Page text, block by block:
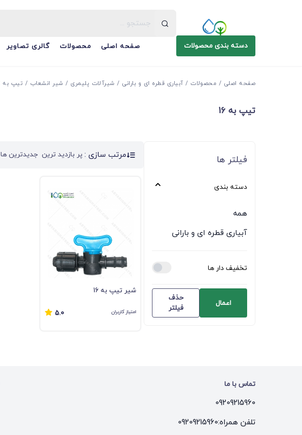
دسته بندی محصولات صفحه اصلی محصولات گالری تصاویر
صفحه اصلی محصولات آبیاری قطره ای و بارانی شیرآلات پلیمری شیر انشعاب تیپ به 16
تیپ به 16
فیلتر ها
دسته بندی
همه
آبیاری قطره ای و بارانی
تخفیف دار ها
اعمال
حذف
فیلتر
مرتب سازی : پر بازدید ترین جدیدترین ها
شیر تیپ به 16
امتیاز کاربران 5.0
تماس با ما
09209215960
تلفن همراه:09209215960